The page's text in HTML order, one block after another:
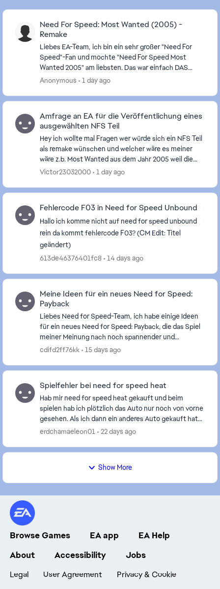
Need For Speed: Most Wanted (2005) -
Remake
Liebes EA-Team, ich bin ein sehr großer "Need For
Speed"-Fan und mochte "Need For Speed Most
Wanted 2005" am liebsten. Das war einfach DAS
perfekte Rennspiel. Nur die Fahrphysik war nicht ganz
Anonymous 1 day ago
Amfrage an EA für die Veröffentlichung eines
ausgewählten NFS Teil
Hey ich wollte mal Fragen wer würde sich ein NFS Teil
als remake wünschen und welcher wäre es meiner
wäre z.b. Most Wanted aus dem Jahr 2005 weil die
Atmosphäre und die Storyline selber einfach so ei...
Victor23032000 1 day ago
Fehlercode F03 in Need for Speed Unbound
Hallo ich komme nicht auf need for speed unbound
rein da kommt fehlercode F03? (CM Edit: Titel
geändert)
613de46376401fc8
14 days ago
Meine Ideen für ein neues Need for Speed:
Payback
Liebes Need for Speed-Team, ich habe einige Ideen
für ein neues Need for Speed: Payback, die das Spiel
meiner Meinung nach noch spannender und
realistischer machen könnten. Ich würde mir
cdifd2ff76kk 15 days ago
Spielfehler bei need for speed heat
Hab mir need for speed heat gekauft und beim
spielen hab ich plötzlich das Auto nur noch von vorne
gesehen. Als ich dann ein anderes Auto gekauft hatte
war der Fehler wieder weg. Wie kann ich den Feh...
erdchamaeleon01 22 days ago
Show More
Browse Games EA app
EA Help
About
Accessibility Jobs
Legal User Agreement Privacy & Cookie